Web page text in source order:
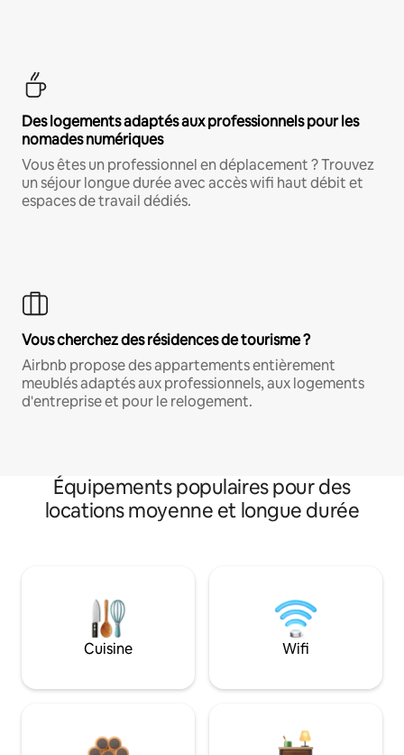
Des logements adaptés aux professionnels pour les
nomades numériques
Vous êtes un professionnel en déplacement ? Trouvez
un séjour longue durée avec accès wifi haut débit et
espaces de travail dédiés.
Vous cherchez des résidences de tourisme ?
Airbnb propose des appartements entièrement
meublés adaptés aux professionnels, aux logements
d'entreprise et pour le relogement.
Équipements populaires pour des
locations moyenne et longue durée
Cuisine Wifi